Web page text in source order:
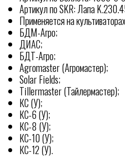
Артикул по SKR: Лапа
Применяется на
БДМ-Агро;
ДИАС;
БДТ-Агро;
Agromaster (Агромастер);
Solar Fields;
Tillermaster (Тайлермастер);
КС (У);
КС-6 (У);
КС-8 (У);
КС-10 (У);
КС-12 (У).